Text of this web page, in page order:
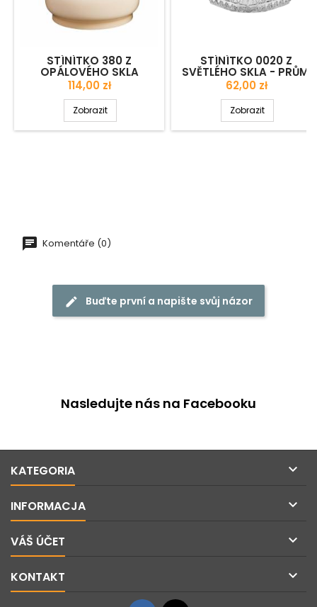
STÍNÍTKO 380 Z
OPÁLOVÉHO SKLA
MALOVANÉ BARVOU -
PRŮM. 187/169 MM
Cena
114,00 zł
Zobrazit
STÍNÍTKO 0020 Z
SVĚTLÉHO SKLA - PRŮM.
245/175 MM
Cena
62,00 zł
Zobrazit
Komentáře (0)
Buďte první a napište svůj názor
Nasledujte nás na Facebooku
KATEGORIA 
INFORMACJA 
VÁŠ ÚČET 
KONTAKT 